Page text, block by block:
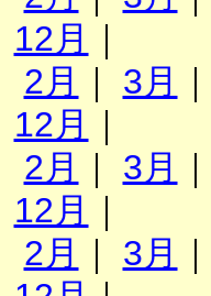
12月
2月 3月
12月
2月 3月
12月
2月 3月